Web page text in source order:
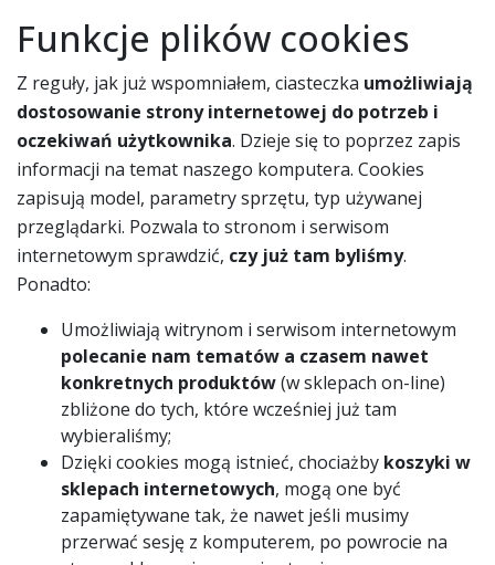
Funkcje plików cookies
Z reguły, jak już wspomniałem, ciasteczka umożliwiają
dostosowanie strony internetowej do potrzeb i
oczekiwań użytkownika. Dzieje się to poprzez zapis
informacji na temat naszego komputera. Cookies
zapisują model, parametry sprzętu, typ używanej
przeglądarki. Pozwala to stronom i serwisom
internetowym sprawdzić, czy już tam byliśmy.
Ponadto:
Umożliwiają witrynom i serwisom internetowym
polecanie nam tematów a czasem nawet
konkretnych produktów(w sklepach on-line)
zbliżone do tych, które wcześniej już tam
wybieraliśmy;
Dzięki cookies mogą istnieć, chociażby koszyki w
sklepach internetowych, mogą one być
zapamiętywane tak, że nawet jeśli musimy
przerwać sesję z komputerem, po powrocie na